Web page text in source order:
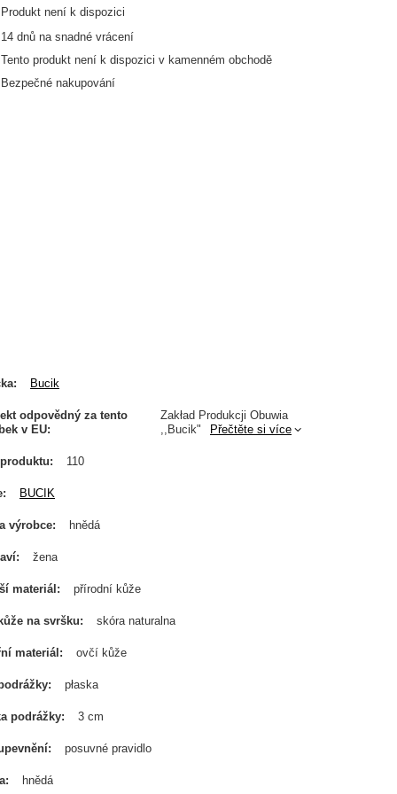
Produkt není k dispozici
14 dnů na snadné vrácení
Tento produkt není k dispozici v kamenném obchodě
Bezpečné nakupování
Bucik
odpovědný za tento
v EU
Zakład Produkcji Obuwia
,,Bucik"
Přečtěte si více
110
BUCIK
výrobce hnědá
žena
materiál přírodní kůže
na svršku skóra naturalna
materiál ovčí kůže
płaska
podrážky 3 cm
posuvné pravidlo
hnědá